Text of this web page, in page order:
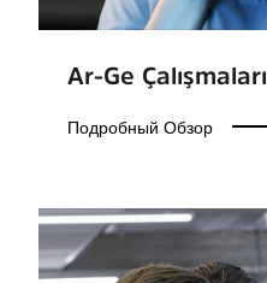
Ar-Ge Çalışmaları
Подробный Обзор